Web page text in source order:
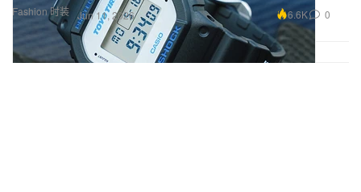
Fashion 时装 Jun 11, 2026 6.6K 0